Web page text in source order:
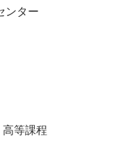
ンター
等課程